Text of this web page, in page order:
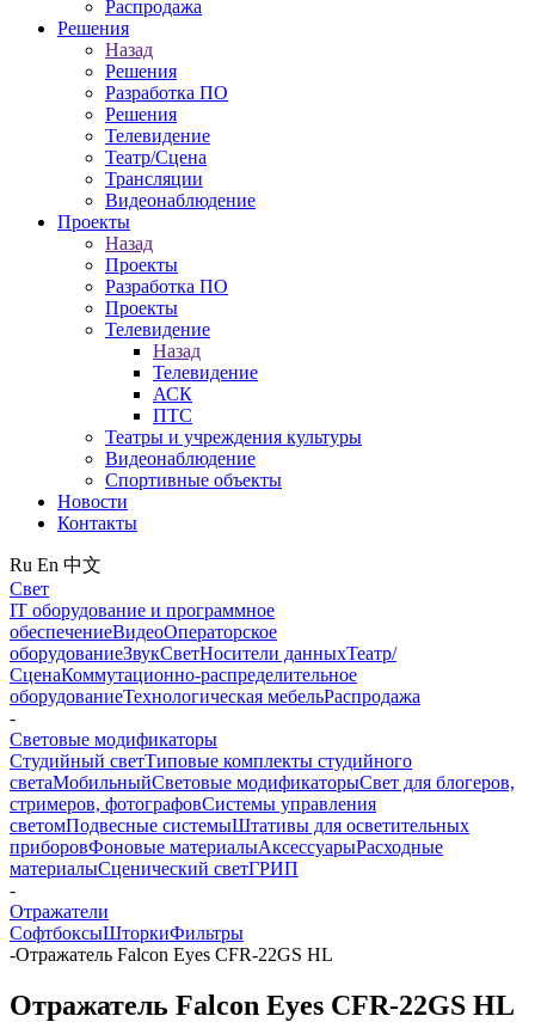
Распродажа
Решения
Назад
Решения
Разработка ПО
Решения
Телевидение
Театр/Сцена
Трансляции
Видеонаблюдение
Проекты
Назад
Проекты
Разработка ПО
Проекты
Телевидение
Назад
Телевидение
АСК
ПТС
Театры и учреждения культуры
Видеонаблюдение
Спортивные объекты
Новости
Контакты
Ru En 中文
Свет
IT оборудование и программное
обеспечениеВидеоОператорское
оборудованиеЗвукСветНосители данныхТеатр/
СценаКоммутационно-распределительное
оборудованиеТехнологическая мебельРаспродажа
-
Световые модификаторы
Студийный светТиповые комплекты студийного
светаМобильныйСветовые модификаторыСвет для блогеров,
стримеров, фотографовСистемы управления
светомПодвесные системыШтативы для осветительных
приборовФоновые материалыАксессуарыРасходные
материалыСценический светГРИП
-
Отражатели
СофтбоксыШторкиФильтры
-Отражатель Falcon Eyes CFR-22GS HL
Отражатель Falcon Eyes CFR-22GS HL